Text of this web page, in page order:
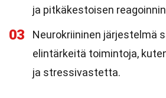
ja pitkäkestoisen
03
Neurokriininen järjestelmä
elintärkeitä toimintoja,
ja stressivastetta.